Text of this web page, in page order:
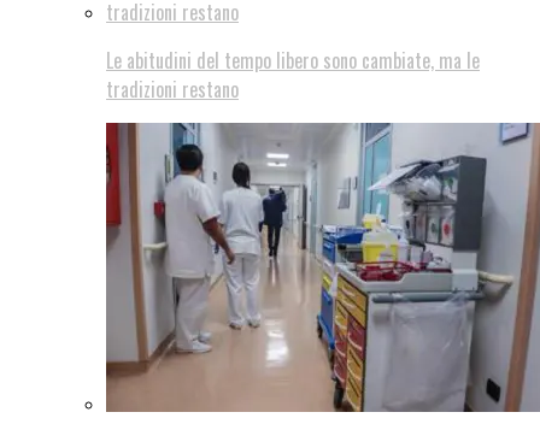
Le abitudini del tempo libero sono cambiate, ma le
tradizioni restano